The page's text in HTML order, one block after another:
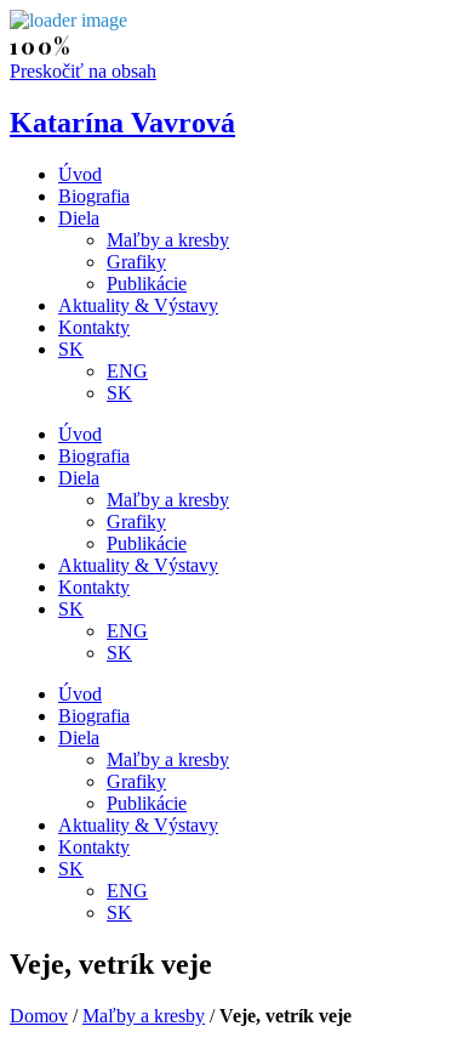
Preskočiť na obsah
Katarína Vavrová
Úvod
Biografia
Diela
Maľby a kresby
Grafiky
Publikácie
Aktuality & Výstavy
Kontakty
SK
ENG
SK
Úvod
Biografia
Diela
Maľby a kresby
Grafiky
Publikácie
Aktuality & Výstavy
Kontakty
SK
ENG
SK
Úvod
Biografia
Diela
Maľby a kresby
Grafiky
Publikácie
Aktuality & Výstavy
Kontakty
SK
ENG
SK
Veje, vetrík veje
Domov /Maľby a kresby /Veje, vetrík veje